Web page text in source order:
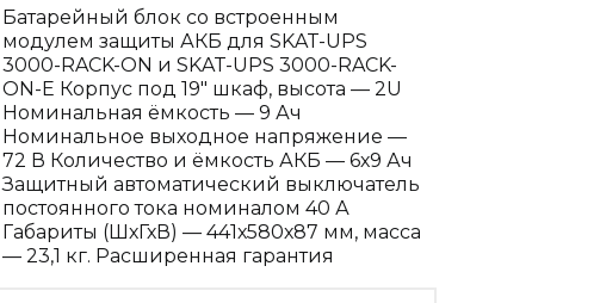
Батарейный блок со встроенным
модулем защиты АКБ для SKAT-UPS
3000-RACK-ON и SKAT-UPS 3000-RACK-
ON-E Корпус под 19" шкаф, высота — 2U
Номинальная ёмкость — 9 Ач
Номинальное выходное напряжение —
72 В Количество и ёмкость АКБ — 6х9 Ач
Защитный автоматический выключатель
постоянного тока номиналом 40 А
Габариты (ШхГхВ) — 441х580х87 мм, масса
— 23,1 кг. Расширенная гарантия